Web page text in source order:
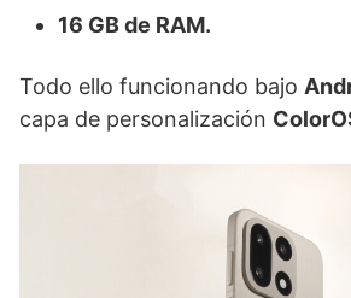
16 GB de RAM.
Todo ello funcionando bajo
capa de personalización